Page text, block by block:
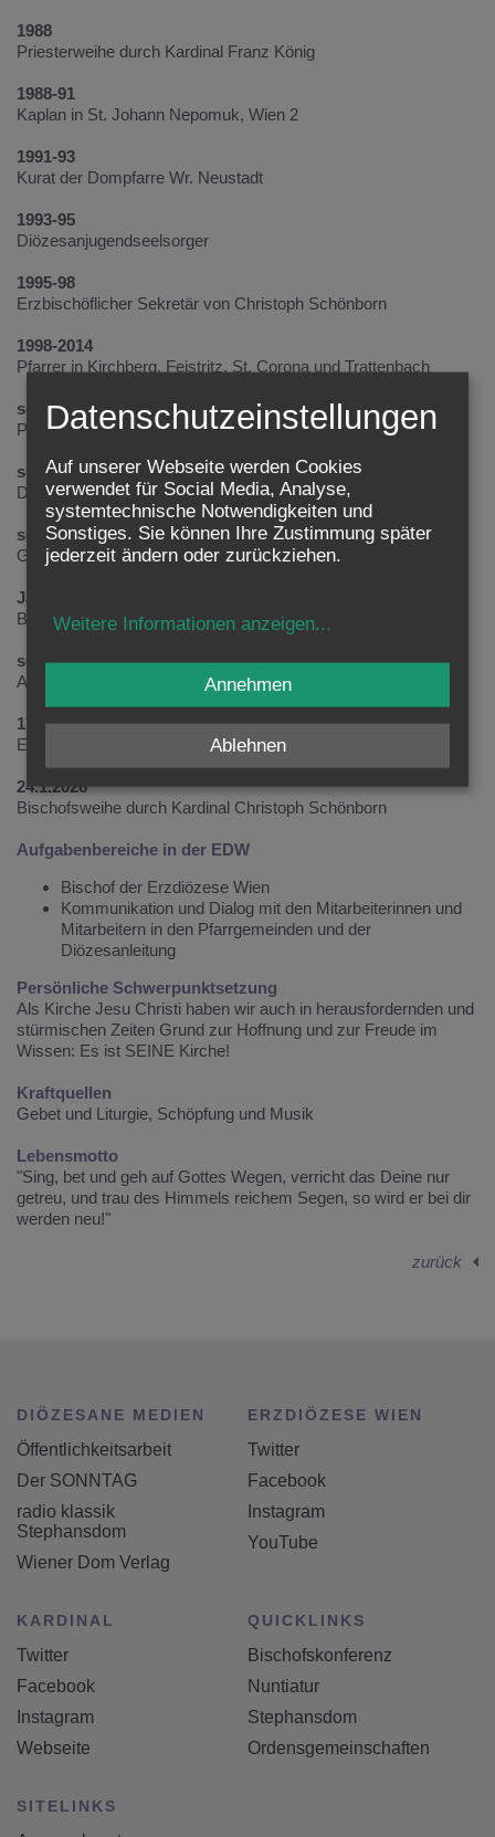
1988
Priesterweihe durch Kardinal Franz König
1988-91
Kaplan in St. Johann Nepomuk, Wien 2
1991-93
Kurat der Dompfarre Wr. Neustadt
1993-95
Diözesanjugendseelsorger
1995-98
Erzbischöflicher Sekretär von Christoph Schönborn
1998-2014
Pfarrer in Kirchberg, Feistritz, St. Corona und Trattenbach
seit 2014
Pfarrmoderator in Perchtoldsdorf
seit 2016
Dechant des Dekanats Perchtoldsdorf
seit 2016
Geschäftsführender Vorsitzender des Wiener Priesterrats
Jänner 2023 - Jänner 2026
Bischofsvikar für das Vikariat Süd
seit 22.1.2025
Apostolischer Administrator der Erzdiözese Wien
17.10.2025 - 24.1.2026
Ernannter Erzbischof der Erzdiözese Wien
24.1.2026
Bischofsweihe durch Kardinal Christoph Schönborn
Aufgabenbereiche in der EDW
Bischof der Erzdiözese Wien
Kommunikation und Dialog mit den Mitarbeiterinnen und
Mitarbeitern in den Pfarrgemeinden und der
Diözesanleitung
Persönliche Schwerpunktsetzung
Als Kirche Jesu Christi haben wir auch in herausfordernden und
stürmischen Zeiten Grund zur Hoffnung und zur Freude im
Wissen: Es ist SEINE Kirche!
Kraftquellen
Gebet und Liturgie, Schöpfung und Musik
Lebensmotto
"Sing, bet und geh auf Gottes Wegen, verricht das Deine nur
getreu, und trau des Himmels reichem Segen, so wird er bei dir
werden neu!"
zurück
DIÖZESANE MEDIEN
Öffentlichkeitsarbeit
Der SONNTAG
radio klassik
Stephansdom
Wiener Dom Verlag
ERZDIÖZESE WIEN
Twitter
Facebook
Instagram
YouTube
KARDINAL
Twitter
Facebook
Instagram
Webseite
QUICKLINKS
Bischofskonferenz
Nuntiatur
Stephansdom
Ordensgemeinschaften
SITELINKS
Datenschutzeinstellungen
Auf unserer Webseite werden Cookies
verwendet für Social Media, Analyse,
systemtechnische Notwendigkeiten und
Sonstiges. Sie können Ihre Zustimmung später
jederzeit ändern oder zurückziehen.
Weitere Informationen anzeigen...
Ablehnen
Annehmen